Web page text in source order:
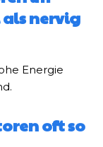
nervig
Energie
oft so